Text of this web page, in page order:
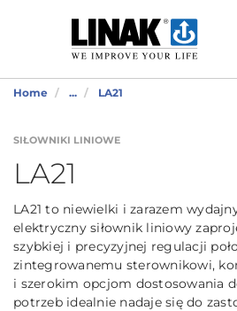
Home ... LA21
SIŁOWNIKI LINIOWE
LA21
LA21 to niewielki i zarazem
elektryczny siłownik liniowy
szybkiej i precyzyjnej regulacji
zintegrowanemu sterownikowi,
i szerokim opcjom dostosowania
potrzeb idealnie nadaje się do